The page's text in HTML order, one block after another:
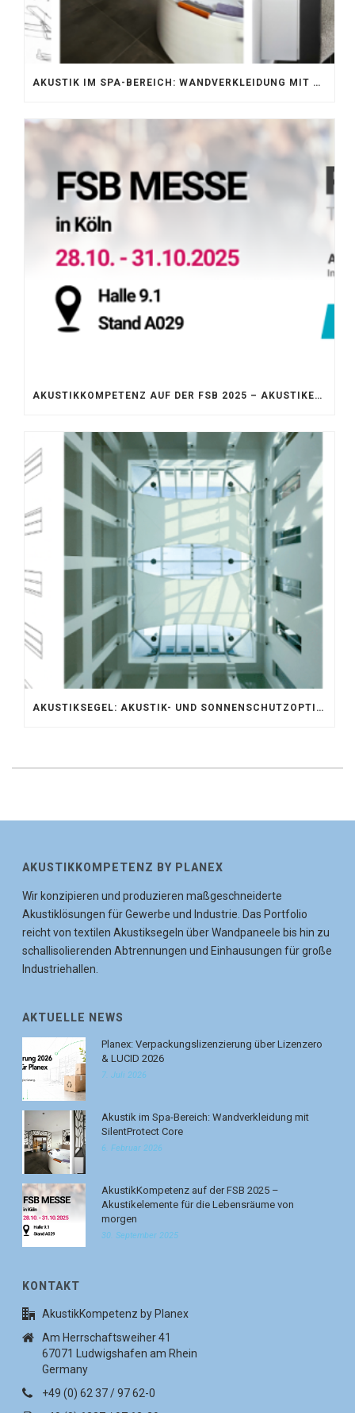
AKUSTIK IM SPA-BEREICH: WANDVERKLEIDUNG MIT SILENTPROTECT CORE
AKUSTIKKOMPETENZ AUF DER FSB 2025 – AKUSTIKELEMENTE FÜR DIE LEBENSRÄUME VON MORGEN
AKUSTIKSEGEL: AKUSTIK- UND SONNENSCHUTZOPTIMIERUNG IM ATRIUM DER UNIVERSITÄT BONN
AKUSTIKKOMPETENZ BY PLANEX
Wir konzipieren und produzieren maßgeschneiderte
Akustiklösungen für Gewerbe und Industrie. Das Portfolio
reicht von textilen Akustiksegeln über Wandpaneele bis hin zu
schallisolierenden Abtrennungen und Einhausungen für große
Industriehallen.
AKTUELLE NEWS
Planex: Verpackungslizenzierung über Lizenzero
& LUCID 2026
7. Juli 2026
Akustik im Spa-Bereich: Wandverkleidung mit
SilentProtect Core
6. Februar 2026
AkustikKompetenz auf der FSB 2025 –
Akustikelemente für die Lebensräume von
morgen
30. September 2025
KONTAKT
AkustikKompetenz by Planex
Am Herrschaftsweiher 41
67071 Ludwigshafen am Rhein
Germany
+49 (0) 62 37 / 97 62-0